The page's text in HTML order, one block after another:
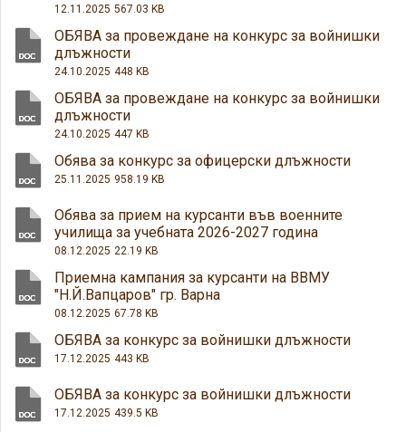
12.11.2025 567.03 KB
ОБЯВА за провеждане на конкурс за войнишки
длъжности
24.10.2025 448 KB
ОБЯВА за провеждане на конкурс за войнишки
длъжности
24.10.2025 447 KB
Обява за конкурс за офицерски длъжности
25.11.2025 958.19 KB
Обява за прием на курсанти във военните
училища за учебната 2026-2027 година
08.12.2025 22.19 KB
Приемна кампания за курсанти на ВВМУ
"Н.Й.Вапцаров" гр. Варна
08.12.2025 67.78 KB
ОБЯВА за конкурс за войнишки длъжности
17.12.2025 443 KB
ОБЯВА за конкурс за войнишки длъжности
17.12.2025 439.5 KB